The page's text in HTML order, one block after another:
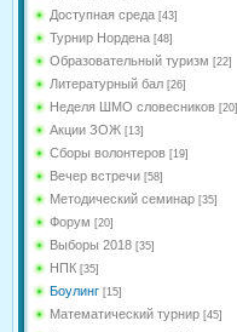
Доступная среда [43]
Турнир Нордена [48]
Образовательный туризм [22]
Литературный бал [26]
Неделя ШМО словесников [20]
Акции ЗОЖ [13]
Сборы волонтеров [19]
Вечер встречи [58]
Методический семинар [35]
Форум [20]
Выборы 2018 [35]
НПК [35]
Боулинг [15]
Математический турнир [45]